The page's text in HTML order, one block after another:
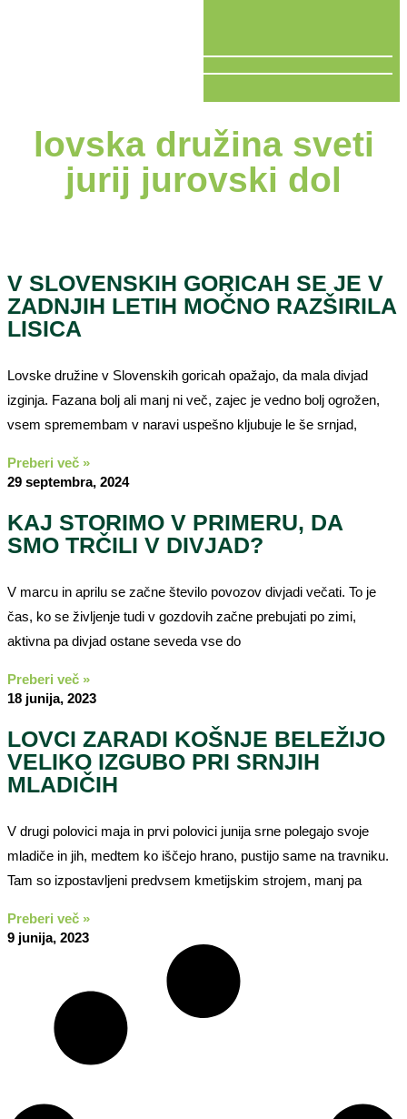
lovska družina sveti
jurij jurovski dol
V SLOVENSKIH GORICAH SE JE V
ZADNJIH LETIH MOČNO RAZŠIRILA
LISICA
Lovske družine v Slovenskih goricah opažajo, da mala divjad
izginja. Fazana bolj ali manj ni več, zajec je vedno bolj ogrožen,
vsem spremembam v naravi uspešno kljubuje le še srnjad,
Preberi več »
29 septembra, 2024
KAJ STORIMO V PRIMERU, DA
SMO TRČILI V DIVJAD?
V marcu in aprilu se začne število povozov divjadi večati. To je
čas, ko se življenje tudi v gozdovih začne prebujati po zimi,
aktivna pa divjad ostane seveda vse do
Preberi več »
18 junija, 2023
LOVCI ZARADI KOŠNJE BELEŽIJO
VELIKO IZGUBO PRI SRNJIH
MLADIČIH
V drugi polovici maja in prvi polovici junija srne polegajo svoje
mladiče in jih, medtem ko iščejo hrano, pustijo same na travniku.
Tam so izpostavljeni predvsem kmetijskim strojem, manj pa
Preberi več »
9 junija, 2023